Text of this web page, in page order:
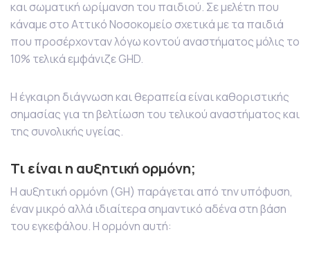
και σωματική ωρίμανση του παιδιού. Σε μελέτη που
κάναμε στο Αττικό Νοσοκομείο σχετικά με τα παιδιά
που προσέρχονταν λόγω κοντού αναστήματος μόλις το
10% τελικά εμφάνιζε GHD.
Η έγκαιρη διάγνωση και θεραπεία είναι καθοριστικής
σημασίας για τη βελτίωση του τελικού αναστήματος και
της συνολικής υγείας.
Τι είναι η αυξητική ορμόνη;
Η αυξητική ορμόνη (GH) παράγεται από την υπόφυση,
έναν μικρό αλλά ιδιαίτερα σημαντικό αδένα στη βάση
του εγκεφάλου. Η ορμόνη αυτή: